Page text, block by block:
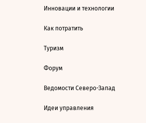
Инновации и технологии
Как потратить
Туризм
Форум
Ведомости Северо-Запад
Идеи управления